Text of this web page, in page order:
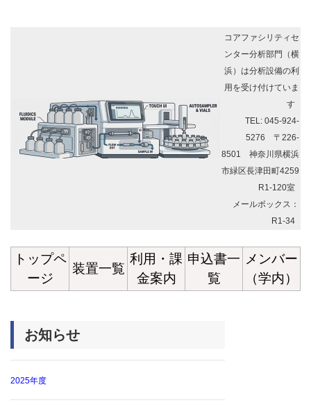
コアファシリティセ
ンター分析部門（横
浜）は分析設備の利
用を受け付けていま
す
TEL: 045-924-
5276 〒226-
8501 神奈川県横浜
市緑区長津田町4259
R1-120室
メールボックス：
R1-34
トップペ
ージ
装置一覧
利用・課
金案内
申込書一
覧
メンバー
（学内）
お知らせ
2025年度